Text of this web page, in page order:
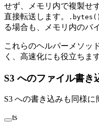
せず、メモリ内で複製せ
直接転送します。
.bytes()
る場合も、メモリ内のバ
これらのヘルパーメソッ
く、高速化にも役立ちます
S3 へのファイル書き
S3 への書き込みも同様に
ts